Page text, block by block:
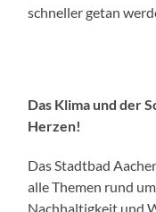
schneller getan
Das Klima und der
Herzen!
Das Stadtbad
alle Themen rund
Nachhaltigkeit und